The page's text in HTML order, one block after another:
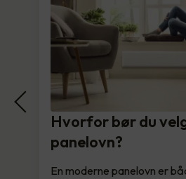
Hvorfor bør du
panelovn?
En moderne panelovn er